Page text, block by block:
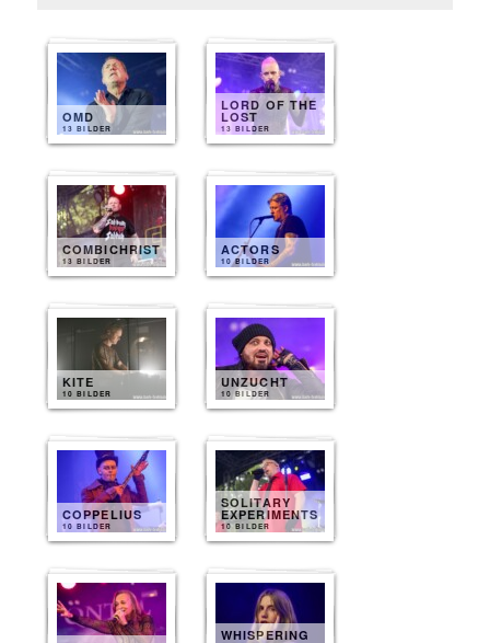
OMD
13 BILDER
LORD OF THE
LOST
13 BILDER
COMBICHRIST
13 BILDER
ACTORS
10 BILDER
KITE
10 BILDER
UNZUCHT
10 BILDER
COPPELIUS
10 BILDER
SOLITARY
EXPERIMENTS
10 BILDER
WHISPERING